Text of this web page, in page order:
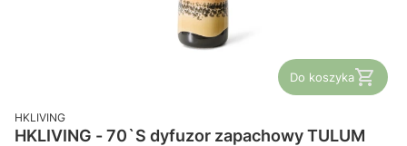
Do koszyka
PRODUCENT
HKLIVING
HKLIVING - 70`S dyfuzor zapachowy TULUM